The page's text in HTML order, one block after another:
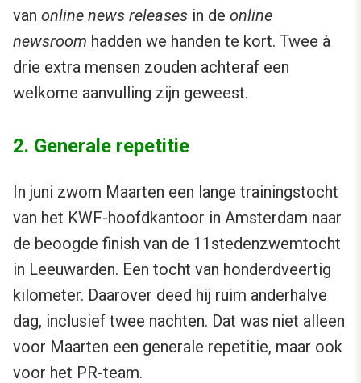
van online news releases in de online
newsroom hadden we handen te kort. Twee à
drie extra mensen zouden achteraf een
welkome aanvulling zijn geweest.
2. Generale repetitie
In juni zwom Maarten een lange trainingstocht
van het KWF-hoofdkantoor in Amsterdam naar
de beoogde finish van de 11stedenzwemtocht
in Leeuwarden. Een tocht van honderdveertig
kilometer. Daarover deed hij ruim anderhalve
dag, inclusief twee nachten. Dat was niet alleen
voor Maarten een generale repetitie, maar ook
voor het PR-team.